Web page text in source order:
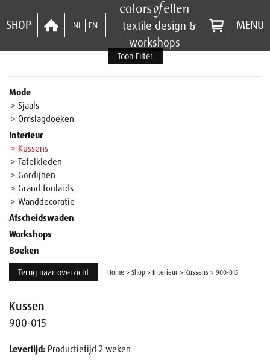
SHOP NL EN
textile design &
workshops
MENU
Toon Filter
Mode
> Sjaals
> Omslagdoeken
Interieur
> Kussens
> Tafelkleden
> Gordijnen
> Grand foulards
> Wanddecoratie
Afscheidswaden
Workshops
Boeken
Terug naar overzicht Home > Shop > Interieur > Kussens > 900-015
Kussen
900-015
Levertijd: Productietijd 2 weken